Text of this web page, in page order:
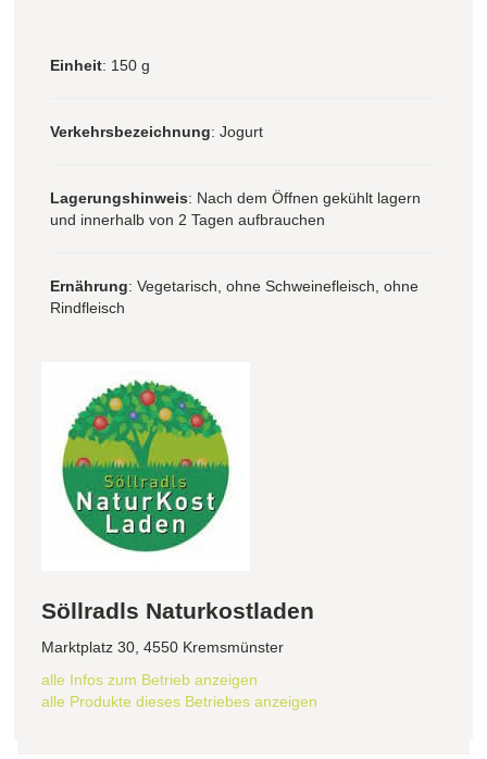
Einheit: 150 g
Verkehrsbezeichnung: Jogurt
Lagerungshinweis: Nach dem Öffnen gekühlt lagern
und innerhalb von 2 Tagen aufbrauchen
Ernährung: Vegetarisch, ohne Schweinefleisch, ohne
Rindfleisch
Söllradls Naturkostladen
Marktplatz 30, 4550 Kremsmünster
alle Infos zum Betrieb anzeigen
alle Produkte dieses Betriebes anzeigen